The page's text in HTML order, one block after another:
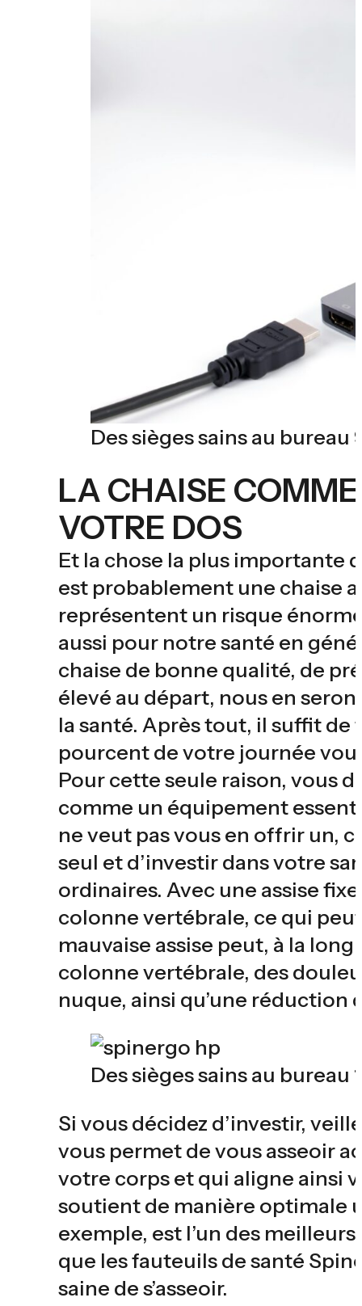
Des sièges sains au bureau
LA CHAISE
VOTRE DOS
Et la chose la plus importante
est probablement une chaise
représentent un risque
aussi pour notre santé en
chaise de bonne qualité, de
élevé au départ, nous en
la santé. Après tout, il suffit
pourcent de votre journée
Pour cette seule raison, vous
comme un équipement
ne veut pas vous en offrir un,
seul et d’investir dans votre
ordinaires. Avec une assise
colonne vertébrale, ce qui
mauvaise assise peut, à la
colonne vertébrale, des
nuque, ainsi qu’une réduction
Des sièges sains au bureau
Si vous décidez d’investir,
vous permet de vous asseoir
votre corps et qui aligne ainsi
soutient de manière optimale
exemple, est l’un des
que les fauteuils de santé
saine de s’asseoir.